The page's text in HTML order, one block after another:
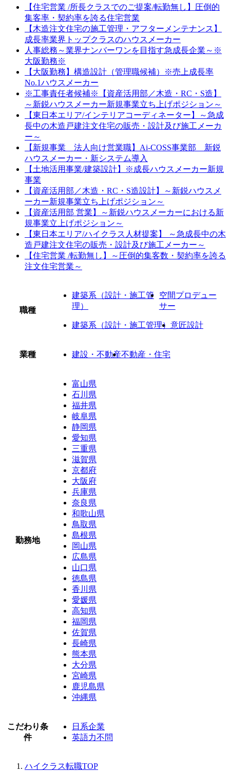
【住宅営業 /所長クラスでのご提案/転勤無し】圧倒的
集客率・契約率を誇る住宅営業
【木造注文住宅の施工管理・アフターメンテナンス】
成長率業界トップクラスのハウスメーカー
人事総務～業界ナンバーワンを目指す急成長企業～※
大阪勤務※
【大阪勤務】構造設計（管理職候補）※売上成長率
No.1ハウスメーカー
※工事責任者候補※【資産活用部／木造・RC・S造】
～新鋭ハウスメーカー新規事業立ち上げポジション～
【東日本エリア/インテリアコーディネーター】～急成
長中の木造戸建注文住宅の販売・設計及び施工メーカ
ー～
【新規事業 法人向け営業職】Ai-COSS事業部 新鋭
ハウスメーカー・新システム導入
【土地活用事業/建築設計】※成長ハウスメーカー新規
事業
【資産活用部／木造・RC・S造設計】～新鋭ハウスメ
ーカー新規事業立ち上げポジション～
【資産活用部 営業】～新鋭ハウスメーカーにおける新
規事業立上げポジション～
【東日本エリア/ハイクラス人材提案】 ～急成長中の木
造戸建注文住宅の販売・設計及び施工メーカー～
【住宅営業 /転勤無し】～圧倒的集客数・契約率を誇る
注文住宅営業～
職種
建築系（設計・施工管
理）
空間プロデュー
サー
建築系（設計・施工管理） 意匠設計
業種 建設・不動産不動産・住宅
勤務地
富山県
石川県
福井県
岐阜県
静岡県
愛知県
三重県
滋賀県
京都府
大阪府
兵庫県
奈良県
和歌山県
鳥取県
島根県
岡山県
広島県
山口県
徳島県
香川県
愛媛県
高知県
福岡県
佐賀県
長崎県
熊本県
大分県
宮崎県
鹿児島県
沖縄県
こだわり条
件
日系企業
英語力不問
ハイクラス転職TOP